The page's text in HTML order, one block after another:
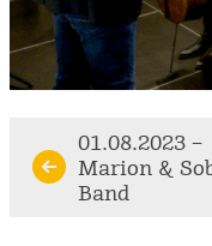
Continue
Reading
01.08.2023 –
Marion &
Band